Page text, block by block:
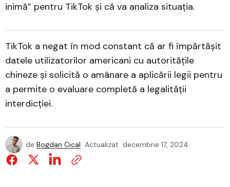
inimă” pentru TikTok și că va analiza situația.
TikTok a negat în mod constant că ar fi împărtășit
datele utilizatorilor americani cu autoritățile
chineze și solicită o amânare a aplicării legii pentru
a permite o evaluare completă a legalității
interdicției.
de Bogdan Cical Actualizat decembrie 17, 2024